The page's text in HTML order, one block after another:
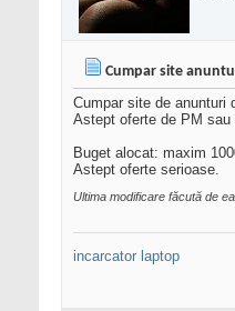
Cumpar site
Cumpar site de anunturi
Astept oferte de PM sau
Buget alocat: maxim
Astept oferte serioase.
Ultima modificare făcută de
incarcator laptop